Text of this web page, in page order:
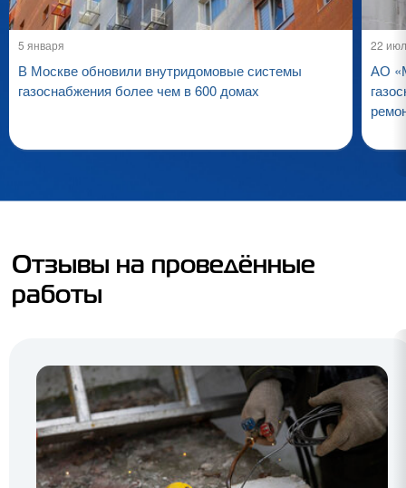
5 января
В Москве обновили внутридомовые системы
газоснабжения более чем в 600 домах
22
АО
Отзывы на проведённые
работы